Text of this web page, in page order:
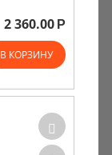
2 360.00 Р
В КОРЗИНУ